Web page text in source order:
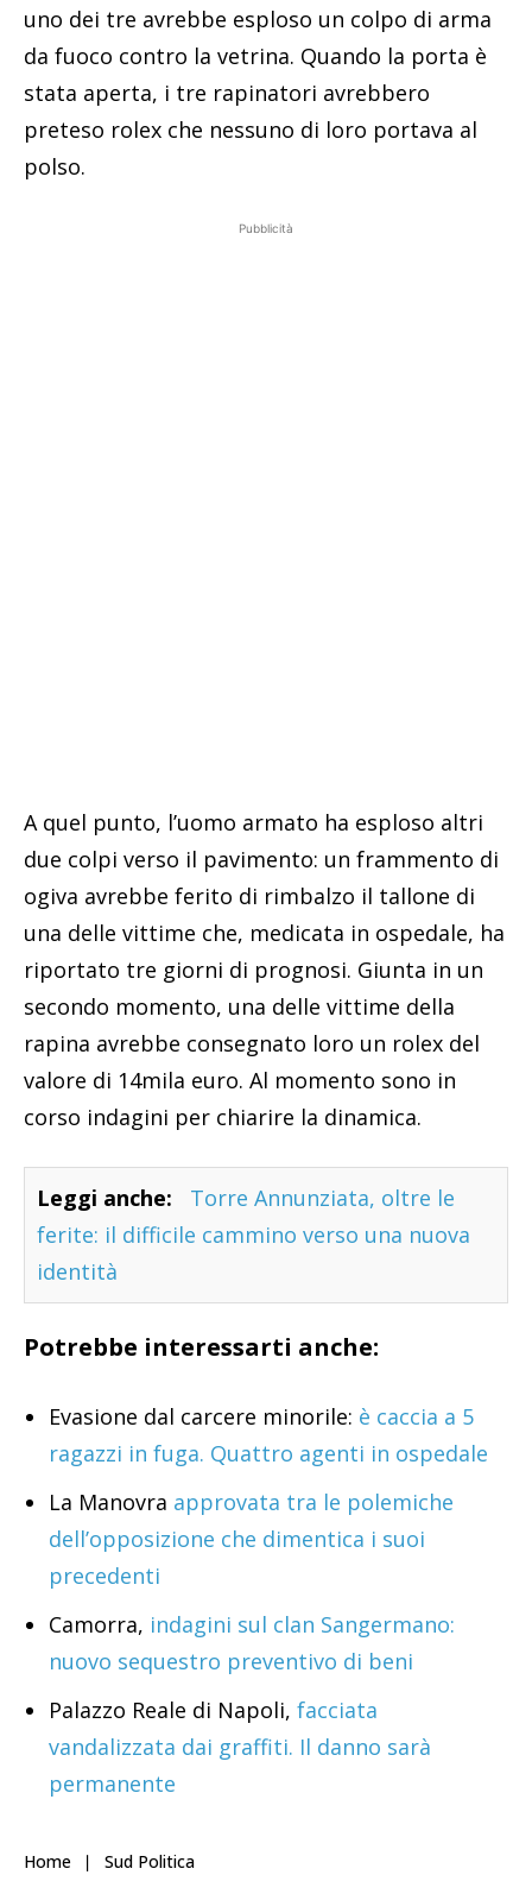
uno dei tre avrebbe esploso un colpo di arma
da fuoco contro la vetrina. Quando la porta è
stata aperta, i tre rapinatori avrebbero
preteso rolex che nessuno di loro portava al
polso.
Pubblicità
A quel punto, l’uomo armato ha esploso altri
due colpi verso il pavimento: un frammento di
ogiva avrebbe ferito di rimbalzo il tallone di
una delle vittime che, medicata in ospedale, ha
riportato tre giorni di prognosi. Giunta in un
secondo momento, una delle vittime della
rapina avrebbe consegnato loro un rolex del
valore di 14mila euro. Al momento sono in
corso indagini per chiarire la dinamica.
Leggi anche:
Torre Annunziata, oltre le
ferite: il difficile cammino verso una nuova
identità
Potrebbe interessarti anche:
Evasione dal carcere minorile: è caccia a 5
ragazzi in fuga. Quattro agenti in ospedale
La Manovra approvata tra le polemiche
dell’opposizione che dimentica i suoi
precedenti
Camorra, indagini sul clan Sangermano:
nuovo sequestro preventivo di beni
Palazzo Reale di Napoli, facciata
vandalizzata dai graffiti. Il danno sarà
permanente
Home Sud Politica